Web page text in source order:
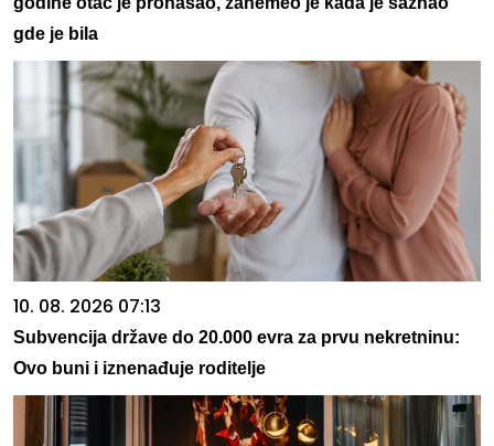
gde je bila
10. 08. 2026 07:13
Subvencija države do 20.000 evra za prvu nekretninu:
Ovo buni i iznenađuje roditelje